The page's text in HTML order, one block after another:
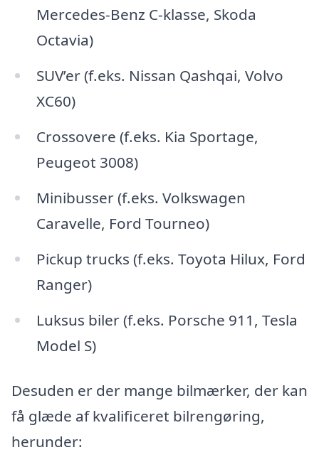
Mercedes-Benz C-klasse, Skoda
Octavia)
SUV’er (f.eks. Nissan Qashqai, Volvo
XC60)
Crossovere (f.eks. Kia Sportage,
Peugeot 3008)
Minibusser (f.eks. Volkswagen
Caravelle, Ford Tourneo)
Pickup trucks (f.eks. Toyota Hilux, Ford
Ranger)
Luksus biler (f.eks. Porsche 911, Tesla
Model S)
Desuden er der mange bilmærker, der kan
få glæde af kvalificeret bilrengøring,
herunder: